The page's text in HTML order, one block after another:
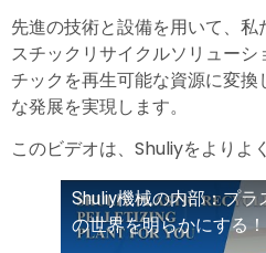
先進の技術と設備を用いて、
スチックリサイクルソリュー
チックを再生可能な資源に変
な発展を実現します。
このビデオは、Shuliyをよりよ
Shuliy機械の内部：プ
の世界を明らかにする！